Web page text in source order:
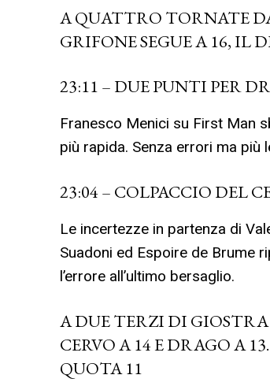
A QUATTRO TORNATE
GRIFONE SEGUE A 16, IL
23:11 – DUE PUNTI PER
Franesco Menici su First Man
più rapida. Senza errori ma più
23:04 – COLPACCIO DEL
Le incertezze in partenza di
Suadoni ed Espoire de Brume
l’errore all’ultimo bersaglio.
A DUE TERZI DI
CERVO A 14 E DRAGO A
QUOTA 11